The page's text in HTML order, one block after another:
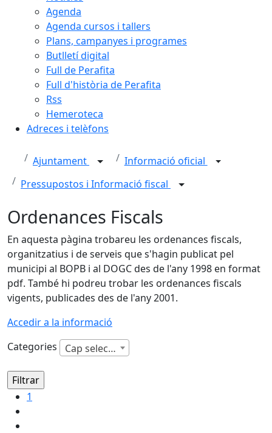
Agenda
Agenda cursos i tallers
Plans, campanyes i programes
Butlletí digital
Full de Perafita
Full d'història de Perafita
Rss
Hemeroteca
Adreces i telèfons
Ajuntament
Informació oficial
Pressupostos i Informació fiscal
Ordenances Fiscals
En aquesta pàgina trobareu les ordenances fiscals,
organitzatius i de serveis que s'hagin publicat pel
municipi al BOPB i al DOGC des de l'any 1998 en format
pdf. També hi podreu trobar les ordenances fiscals
vigents, publicades des de l'any 2001.
Accedir a la informació
Categories
Cap selecció
1